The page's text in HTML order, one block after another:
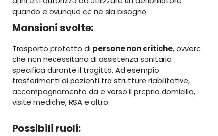
quando e ovunque ce ne sia bisogno.
Mansioni svolte:
Trasporto protetto di persone non critiche, ovvero
che non necessitano di assistenza sanitaria
specifica durante il tragitto. Ad esempio
trasferimenti di pazienti tra strutture riabilitative,
accompagnamento da e verso il proprio domicilio,
visite mediche, RSA e altro.
Possibili ruoli: